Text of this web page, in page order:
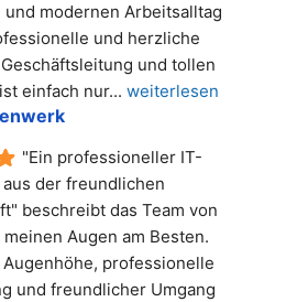
modernen Arbeitsalltag
und herzliche
und tollen
einfach nur... weiterlesen
"Ein professioneller IT-
der freundlichen
beschreibt das Team von
Augen am Besten.
professionelle
und freundlicher Umgang